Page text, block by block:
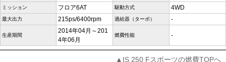
ミッション フロア6AT 駆動方式 4WD
最大出力 215ps/6400rpm 過給器（ターボ） -
生産期間
2014年04月～201
4年06月
燃費性能 -
▲IS 250 Fスポーツの燃費TOPへ